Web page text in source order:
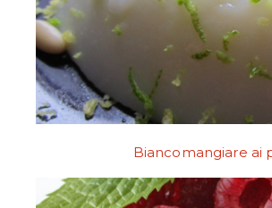
Biancomangiare ai